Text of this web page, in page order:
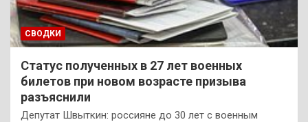
СВОДКИ
Статус полученных в 27 лет военных
билетов при новом возрасте призыва
разъяснили
Депутат Швыткин: россияне до 30 лет с военным